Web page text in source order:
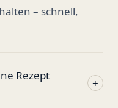
– schnell,
Rezept
+